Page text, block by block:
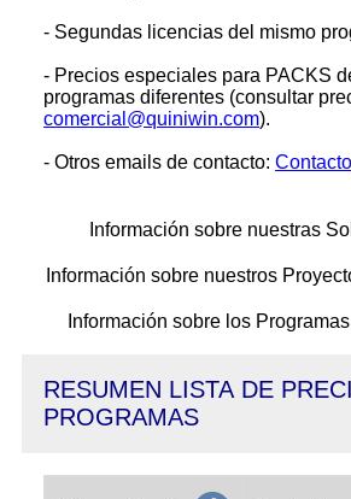
- Segundas licencias del mismo
- Precios especiales para PACKS
programas diferentes (consultar
comercial@quiniwin.com).
- Otros emails de contacto: Contacto
Información sobre nuestras
Información sobre nuestros
Información sobre los
RESUMEN LISTA DE
PROGRAMAS